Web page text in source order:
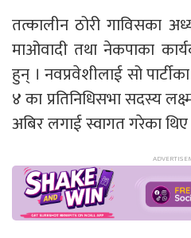
तत्कालीन ठोरी गाविसका
माओवादी तथा नेकपाका
हुन् । नवप्रवेशीलाई सो
४ का प्रतिनिधिसभा सदस्य
अबिर लगाई स्वागत गरेका थिए